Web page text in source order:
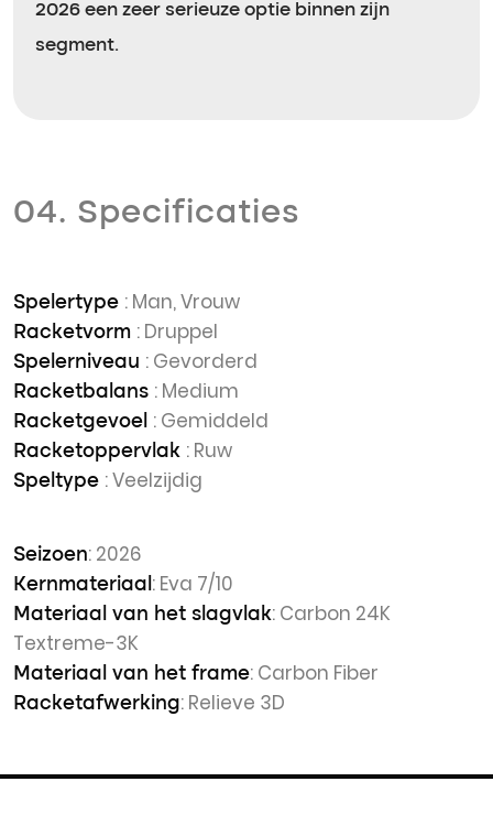
2026 een zeer serieuze optie binnen zijn
segment.
04. Specificaties
Spelertype : Man, Vrouw
Racketvorm : Druppel
Spelerniveau : Gevorderd
Racketbalans : Medium
Racketgevoel : Gemiddeld
Racketoppervlak : Ruw
Speltype : Veelzijdig
Seizoen: 2026
Kernmateriaal : Eva 7/10
Materiaal van het slagvlak: Carbon 24K
Textreme-3K
Materiaal van het frame: Carbon Fiber
Racketafwerking: Relieve 3D